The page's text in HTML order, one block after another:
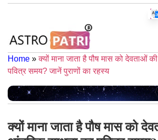
Home »क्यों माना जाता है पौष मास को देवताओं
पवित्र समय? जानें पुराणों का रहस्य
क्यों माना जाता है पौष मास को